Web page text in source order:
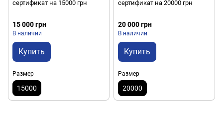
сертификат на 15000 грн
15 000 грн
В наличии
Купить
Размер
15000
сертификат на 20000 грн
20 000 грн
В наличии
Купить
Размер
20000